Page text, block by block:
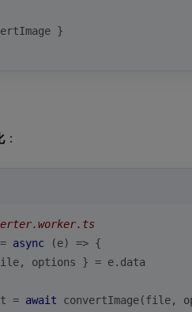
}
：
async (e) => {
options } = e.data
= await convertImage(file,